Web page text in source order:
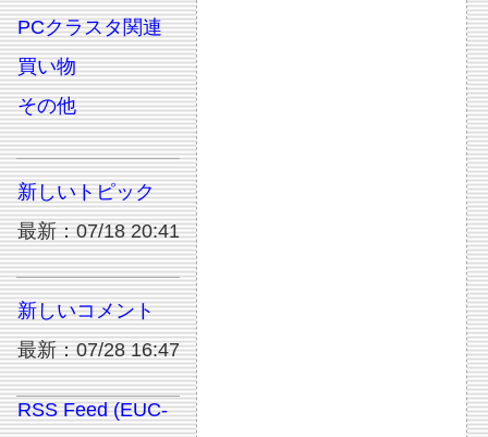
PCクラスタ関連
買い物
その他
新しいトピック
最新：07/18 20:41
新しいコメント
最新：07/28 16:47
RSS Feed (EUC-